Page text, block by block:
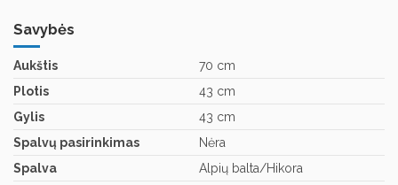
Savybės
Aukštis
70 cm
Plotis
43 cm
Gylis
43 cm
Spalvų pasirinkimas
Nėra
Spalva
Alpių balta/Hikora